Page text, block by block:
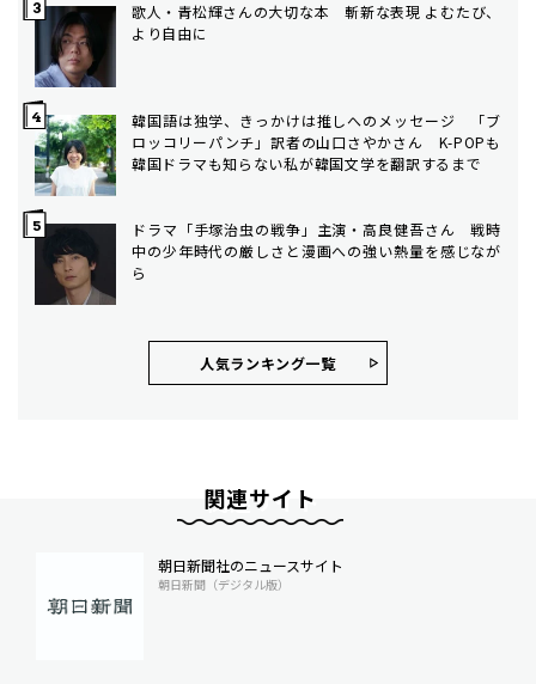
歌人・青松輝さんの大切な本 斬新な表現 よむたび、
より自由に
韓国語は独学、きっかけは推しへのメッセージ 「ブ
ロッコリーパンチ」訳者の山口さやかさん K-POPも
韓国ドラマも知らない私が韓国文学を翻訳するまで
ドラマ「手塚治虫の戦争」主演・高良健吾さん 戦時
中の少年時代の厳しさと漫画への強い熱量を感じなが
ら
人気ランキング⼀覧
関連サイト
朝日新聞社のニュースサイト
朝日新聞（デジタル版）